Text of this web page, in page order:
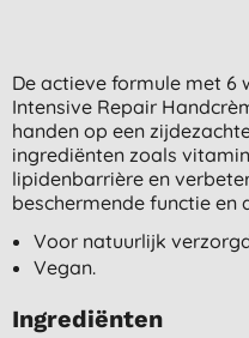
De actieve formule met 6
Intensive Repair
handen op een
ingrediënten zoals
lipidenbarrière en
beschermende functie en
Voor natuurlijk
Vegan.
Ingrediënten